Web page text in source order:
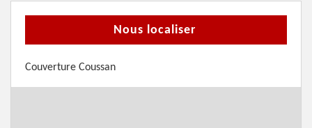
Nous localiser
Couverture Coussan